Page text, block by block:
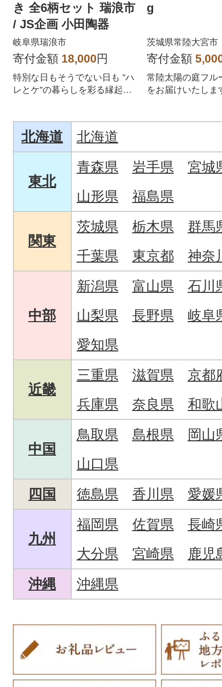
き 全6柄セット 瑞浪市
/ JS企画 小田陶器
岐阜県瑞浪市
寄付金額 18,000円
特別な日もそうでない日も ”ハ
レとケ”の暮らしを彩る縁起の
g
茨城県常陸大宮市
寄付金額
常陸太陽の庭フル
をお届けいたしま
北海道 北海道
東北
青森県 岩手県
宮城
山形県
福島県
関東
茨城県 栃木県
群馬
千葉県
東京都 神奈
中部
新潟県 富山県
石川
山梨県
長野県
岐阜
愛知県
近畿
三重県 滋賀県
京都
兵庫県
奈良県 和歌
中国
鳥取県 島根県
岡山
山口県
四国
徳島県 香川県 愛媛
九州
福岡県 佐賀県
長崎
大分県
宮崎県
鹿児
沖縄
沖縄県